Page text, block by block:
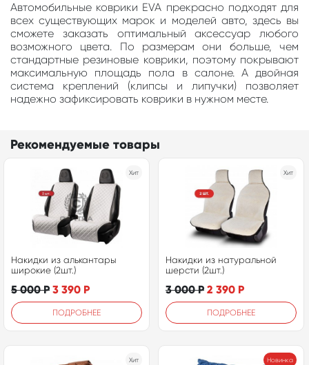
Автомобильные коврики EVA прекрасно подходят для
всех существующих марок и моделей авто, здесь вы
сможете заказать оптимальный аксессуар любого
возможного цвета. По размерам они больше, чем
стандартные резиновые коврики, поэтому покрывают
максимальную площадь пола в салоне. А двойная
система креплений (клипсы и липучки) позволяет
надежно зафиксировать коврики в нужном месте.
Рекомендуемые товары
Хит
Накидки из алькантары
широкие (2шт.)
5 000Р 3 390 Р
ПОДРОБНЕЕ
Хит
Накидки из натуральной
шерсти (2шт.)
3 000Р 2 390 Р
ПОДРОБНЕЕ
Хит Новинка